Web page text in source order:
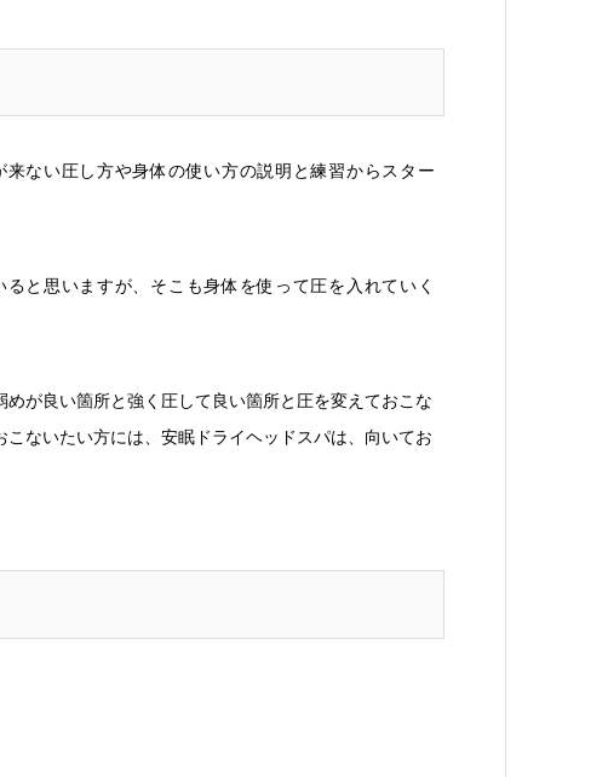
ない圧し方や身体の使い方の説明と練習からスター
と思いますが、そこも身体を使って圧を入れていく
が良い箇所と強く圧して良い箇所と圧を変えておこな
ないたい方には、安眠ドライヘッドスパは、向いてお